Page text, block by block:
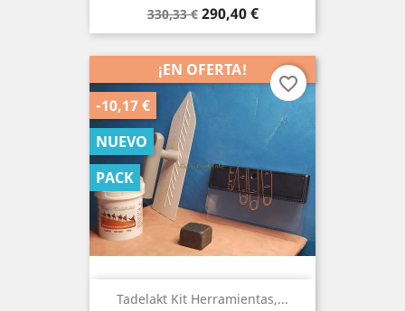
Precio
base
330,33 € Precio
290,40 €
Tadelakt Kit Herramientas,...
¡EN OFERTA!
-10,17 €
NUEVO
PACK
favorite_border